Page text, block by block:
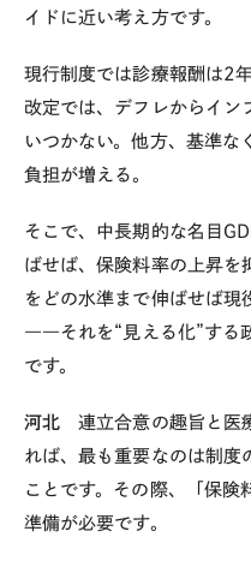
イドに近い考え方です。
現行制度では診療報酬は2
改定では、デフレからイン
いつかない。他方、基準な
負担が増える。
そこで、中長期的な名目
ばせば、保険料率の上昇を
をどの水準まで伸ばせば現
――それを“ 見える化”する
です。
河北 連立合意の趣旨と医
れば、最も重要なのは制度
ことです。その際、「保険
準備が必要です。